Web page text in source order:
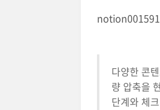
notion001591
다양한 콘
량 압축을
단계와 체